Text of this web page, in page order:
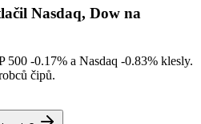
Nasdaq, Dow na
500 -0.17% a Nasdaq -0.83% klesly.
čipů.